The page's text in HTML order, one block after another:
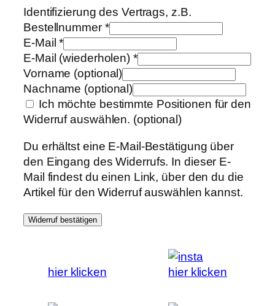
Identifizierung des Vertrags, z.B.
Bestellnummer *
E-Mail*
E-Mail (wiederholen) *
Vorname (optional)
Nachname (optional)
Ich möchte bestimmte Positionen für den
Widerruf auswählen. (optional)
Du erhältst eine E-Mail-Bestätigung über
den Eingang des Widerrufs. In dieser E-
Mail findest du einen Link, über den du die
Artikel für den Widerruf auswählen kannst.
Widerruf bestätigen
hier klicken hier klicken